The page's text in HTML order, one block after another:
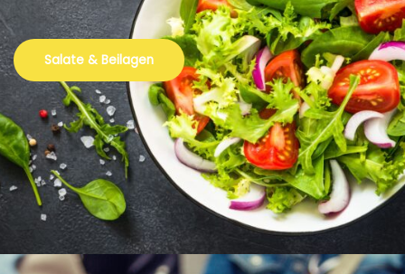
Salate & Beilagen